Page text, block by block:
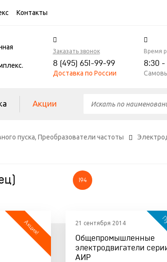
Контакты
Заказать звонок
8 (495) 651-99-99
Доставка по России
Время
8:30 -
Акции
пуска, Преобразователи частоты
194
Акция! Изолента ПВХ
«ПРЕМИУМ-КЛАССА» и
«ЭКОНОМ»
21 сентября 2014
Общепромышленные
электродвигатели
АИР